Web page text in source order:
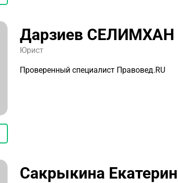
Дарзиев СЕЛИМХАН
Юрист
Проверенный специалист Правовед.RU
Сакрыкина